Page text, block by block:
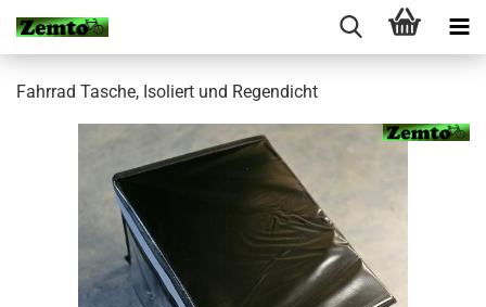
Fahrrad Tasche, Isoliert und Regendicht